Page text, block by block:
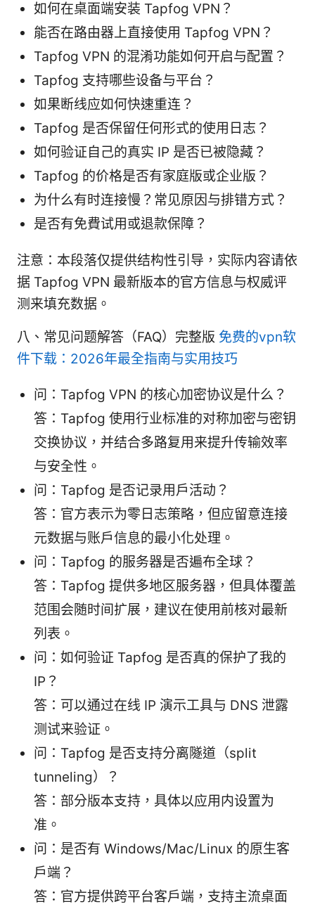
如何在桌面端安装 Tapfog VPN？
能否在路由器上直接使用 Tapfog VPN？
Tapfog VPN 的混淆功能如何开启与配置？
Tapfog 支持哪些设备与平台？
如果断线应如何快速重连？
Tapfog 是否保留任何形式的使用日志？
如何验证自己的真实 IP 是否已被隐藏？
Tapfog 的价格是否有家庭版或企业版？
为什么有时连接慢？常见原因与排错方式？
是否有免費试用或退款保障？
注意：本段落仅提供结构性引导，实际内容请依
据 Tapfog VPN 最新版本的官方信息与权威评
测来填充数据。
八、常见问题解答（FAQ）完整版 免费的vpn软
件下载：2026年最全指南与实用技巧
问：Tapfog VPN 的核心加密协议是什么？
答：Tapfog 使用行业标准的对称加密与密钥
交换协议，并结合多路复用来提升传输效率
与安全性。
问：Tapfog 是否记录用户活动？
答：官方表示为零日志策略，但应留意连接
元数据与账户信息的最小化处理。
问：Tapfog 的服务器是否遍布全球？
答：Tapfog 提供多地区服务器，但具体覆盖
范围会随时间扩展，建议在使用前核对最新
列表。
问：如何验证 Tapfog 是否真的保护了我的
IP？
答：可以通过在线 IP 演示工具与 DNS 泄露
测试来验证。
问：Tapfog 是否支持分离隧道（split
tunneling）？
答：部分版本支持，具体以应用内设置为
准。
问：是否有 Windows/Mac/Linux 的原生客
户端？
答：官方提供跨平台客户端，支持主流桌面